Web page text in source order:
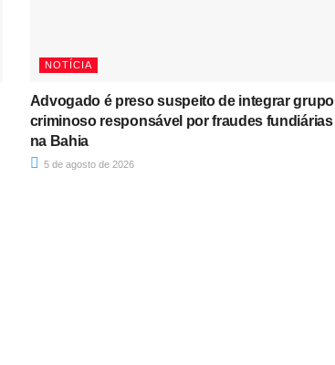
NOTÍCIA
Advogado é preso suspeito de integrar grupo
criminoso responsável por fraudes fundiárias
na Bahia
5 de agosto de 2026